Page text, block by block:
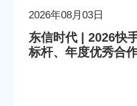
2026年08月03日
东信时代 | 2026快
标杆、年度优秀合